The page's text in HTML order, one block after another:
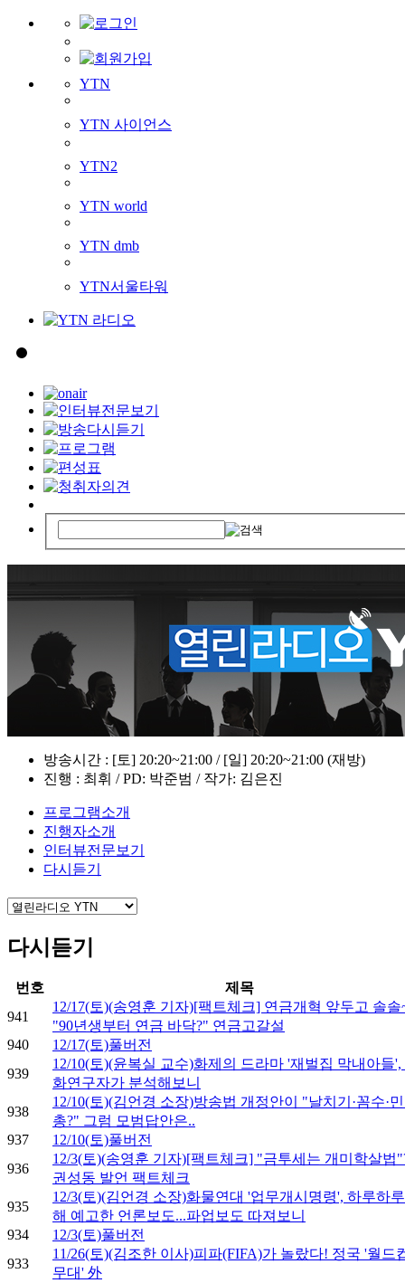
YTN
YTN 사이언스
YTN2
YTN world
YTN dmb
YTN서울타워
방송시간 : [토] 20:20~21:00 / [일] 20:20~21:00 (재방)
진행 : 최휘 / PD: 박준범 / 작가: 김은진
프로그램소개
진행자소개
인터뷰전문보기
다시듣기
다시듣기
번호
제목
941
12/17(토)(송영훈 기자)[팩트체크] 연금개혁 앞두고 솔솔
"90년생부터 연금 바닥?" 연금고갈설
940
12/17(토)풀버전
939
12/10(토)(윤복실 교수)화제의 드라마 '재벌집 막내아들',
화연구자가 분석해보니
938
12/10(토)(김언경 소장)방송법 개정안이 "날치기·꼼수·
총?" 그럼 모범답안은..
937
12/10(토)풀버전
936
12/3(토)(송영훈 기자)[팩트체크] "금투세는 개미학살법
권성동 발언 팩트체크
935
12/3(토)(김언경 소장)화물연대 '업무개시명령', 하루하
해 예고한 언론보도...파업보도 따져보니
934
12/3(토)풀버전
933
11/26(토)(김조한 이사)피파(FIFA)가 놀랐다! 정국 '월드
무대' 外